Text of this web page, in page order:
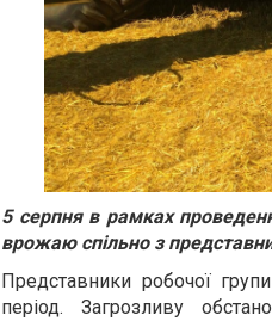
5 серпня в рамках
врожаю спільно з
Представники робочої
період. Загрозливу